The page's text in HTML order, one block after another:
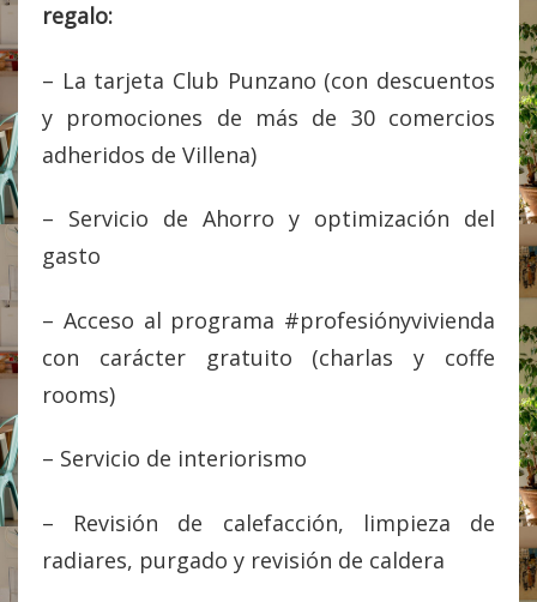
regalo:
– La tarjeta Club Punzano (con descuentos
y promociones de más de 30 comercios
adheridos de Villena)
– Servicio de Ahorro y optimización del
gasto
– Acceso al programa #profesiónyvivienda
con carácter gratuito (charlas y coffe
rooms)
– Servicio de interiorismo
– Revisión de calefacción, limpieza de
radiares, purgado y revisión de caldera